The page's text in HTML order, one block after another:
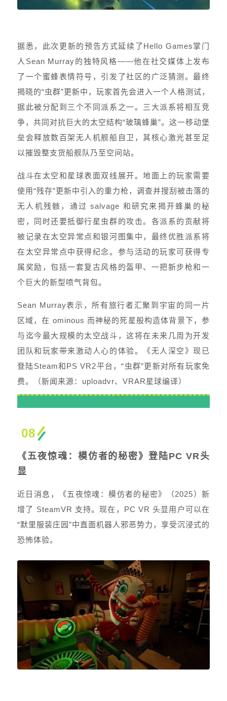
据悉，此次更新的预告方式延续了Hello Games掌门
人Sean Murray的独特风格——他在社交媒体上发布
了一个蜜蜂表情符号，引发了社区的广泛猜测。最终
揭晓的“虫群”更新中，玩家首先会进入一个人格测试，
据此被分配到三个不同派系之一。三大派系将相互竞
争，共同对抗巨大的太空结构“玻璃蜂巢”。这一移动堡
垒会释放数百架无人机舰船自卫，其核心激光甚至足
以摧毁整支货船舰队乃至空间站。
战斗在太空和星球表面双线展开。地面上的玩家需要
使用“残存”更新中引入的重力枪，调查并搜刮被击落的
无人机残骸，通过 salvage 和研究来揭开蜂巢的秘
密，同时还要抵御行星虫群的攻击。各派系的贡献将
被记录在太空异常点和银河图集中，最终优胜派系将
在太空异常点中获得纪念。参与活动的玩家可获得专
属奖励，包括一套复古风格的盔甲、一把新步枪和一
个巨大的新型喷气背包。
Sean Murray表示，所有旅行者汇聚到宇宙的同一片
区域，在 ominous 而神秘的死星般构造体背景下，参
与迄今最大规模的太空战斗，这将在未来几周为开发
团队和玩家带来激动人心的体验。《无人深空》现已
登陆Steam和PS VR2平台，“虫群”更新对所有玩家免
费。（新闻来源：uploadvr、VRAR星球编译）
08
《五夜惊魂：模仿者的秘密》登陆PC VR头
显
近日消息，《五夜惊魂：模仿者的秘密》（2025）新
增了 SteamVR 支持。现在，PC VR 头显用户可以在
“默里服装庄园”中直面机器人邪恶势力，享受沉浸式的
恐怖体验。